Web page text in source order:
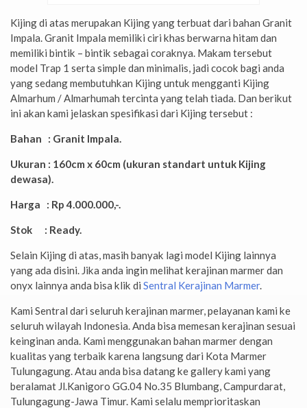
Kijing di atas merupakan Kijing yang terbuat dari bahan Granit
Impala. Granit Impala memiliki ciri khas berwarna hitam dan
memiliki bintik – bintik sebagai coraknya. Makam tersebut
model Trap 1 serta simple dan minimalis, jadi cocok bagi anda
yang sedang membutuhkan Kijing untuk mengganti Kijing
Almarhum / Almarhumah tercinta yang telah tiada. Dan berikut
ini akan kami jelaskan spesifikasi dari Kijing tersebut :
Bahan : Granit Impala.
Ukuran : 160cm x 60cm (ukuran standart untuk Kijing
dewasa).
Harga : Rp 4.000.000,-.
Stok : Ready.
Selain Kijing di atas, masih banyak lagi model Kijing lainnya
yang ada disini. Jika anda ingin melihat kerajinan marmer dan
onyx lainnya anda bisa klik di Sentral Kerajinan Marmer.
Kami Sentral dari seluruh kerajinan marmer, pelayanan kami ke
seluruh wilayah Indonesia. Anda bisa memesan kerajinan sesuai
keinginan anda. Kami menggunakan bahan marmer dengan
kualitas yang terbaik karena langsung dari Kota Marmer
Tulungagung. Atau anda bisa datang ke gallery kami yang
beralamat Jl.Kanigoro GG.04 No.35 Blumbang, Campurdarat,
Tulungagung-Jawa Timur. Kami selalu memprioritaskan